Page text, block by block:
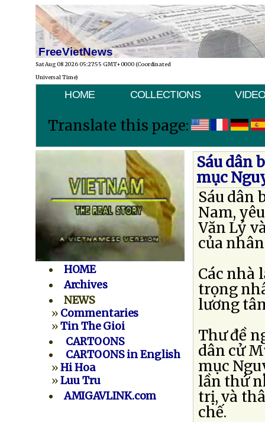
FreeVietNews
Sat Aug 08 2026 05:27:55 GMT+0000 (Coordinated
Universal Time)
HOME COLLECTIONS
Translate this page:
HOME
Archives
NEWS
» Commentaries
»Tin The Gioi
CARTOONS
CARTOONS in English
»Hi Hoa
»Luu Tru
AMIGAVLINK.com
Sáu dân
mục
Sáu dân
Nam,
Văn Lý
của
Các nhà
trọng
lương
Thư đề
dân cử
mục
lần thứ
trị, và
chế.